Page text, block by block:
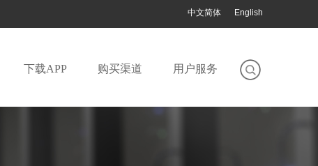
中文简体 English
下载APP 购买渠道 用户服务